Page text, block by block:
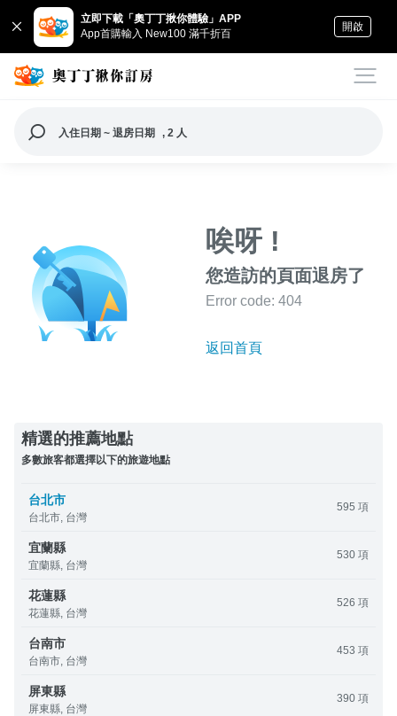
立即下載「奧丁丁揪你體驗」APP
App首購輸入 New100 滿千折百
開啟
入住日期 ~ 退房日期 , 2 人
唉呀 !
您造訪的頁面退房了
Error code: 404
返回首頁
精選的推薦地點
多數旅客都選擇以下的旅遊地點
台北市
台北市, 台灣
595 項
宜蘭縣
宜蘭縣, 台灣
530 項
花蓮縣
花蓮縣, 台灣
526 項
台南市
台南市, 台灣
453 項
屏東縣
屏東縣, 台灣
390 項